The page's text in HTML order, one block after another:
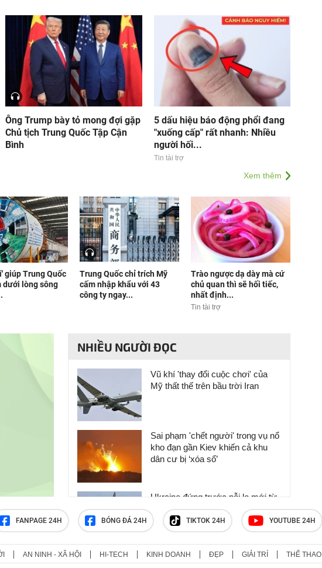
Ông Trump bày tỏ mong đợi gặp
Chủ tịch Trung Quốc Tập Cận
Bình
5 dấu hiệu báo động phổi đang
"xuống cấp" rất nhanh: Nhiều
người hối...
Tin tài trợ
Xem thêm
giúp Trung Quốc
dưới lòng sông
Trung Quốc chỉ trích Mỹ
cấm nhập khẩu với 43
công ty ngay...
Trào ngược dạ dày mà cứ
chủ quan thì sẽ hối tiếc,
nhất định...
Tin tài trợ
NHIỀU NGƯỜI ĐỌC
Vũ khí 'thay đổi cuộc chơi' của
Mỹ thất thế trên bầu trời Iran
Sai phạm 'chết người' trong vụ nổ
kho đạn gần Kiev khiến cả khu
dân cư bị ‘xóa sổ’
Ukraine đứng trước nỗi lo mới từ
tên lửa Triều Tiên
Khoảnh khắc nghẹt thở khi máy
FANPAGE 24H BÓNG ĐÁ 24H TIKTOK 24H YOUTUBE 24H
AN NINH - XÃ HỘI HI-TECH KINH DOANH ĐẸP GIẢI TRÍ THỂ THAO